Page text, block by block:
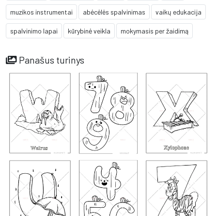
muzikos instrumentai abėcėlės spalvinimas vaikų edukacija
spalvinimo lapai kūrybinė veikla mokymasis per žaidimą
Panašus turinys